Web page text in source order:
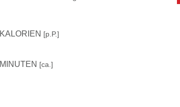
KALORIEN [p.P.]
MINUTEN [ca.]